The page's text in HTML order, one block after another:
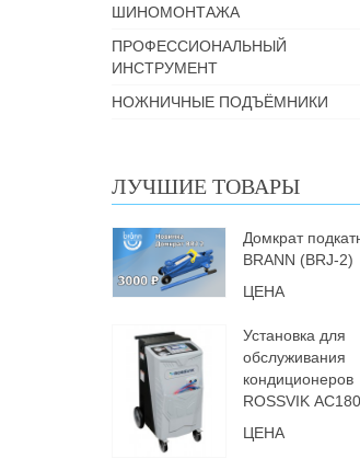
ШИНОМОНТАЖА
ПРОФЕССИОНАЛЬНЫЙ
ИНСТРУМЕНТ
НОЖНИЧНЫЕ ПОДЪЁМНИКИ
ЛУЧШИЕ ТОВАРЫ
Домкрат
BRANN (BRJ-2)
ЦЕНА
Установка для
обслуживания
кондиционеров
ROSSVIK
ЦЕНА